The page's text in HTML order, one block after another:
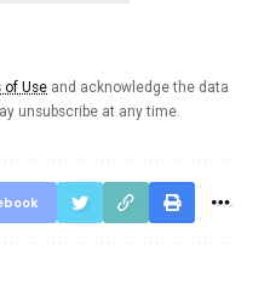
of Use and acknowledge the data
unsubscribe at any time.